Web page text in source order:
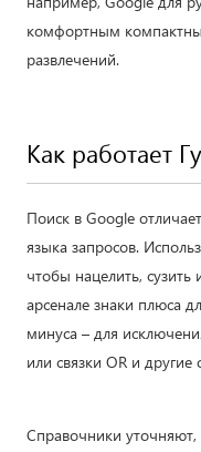
комфортным
развлечений.
Как работает
Поиск в Google
языка запросов.
чтобы нацелить, сузить
арсенале знаки плюса
минуса – для
или связки OR и
Справочники уточняют,